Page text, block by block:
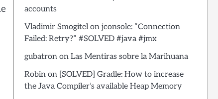
accounts
Vladimir Smogitelon jconsole: “Connection
Failed: Retry?” #SOLVED #java #jmx
gubatronon Las Mentiras sobre la Marihuana
Robinon [SOLVED] Gradle: How to increase
the Java Compiler’s available Heap Memory